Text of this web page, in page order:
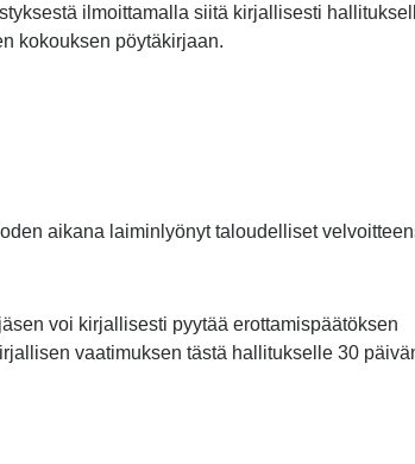
ilmoittamalla siitä kirjallisesti
kokouksen pöytäkirjaan.
aikana laiminlyönyt taloudelliset
voi kirjallisesti pyytää erottamispäätöksen
vaatimuksen tästä hallitukselle 30